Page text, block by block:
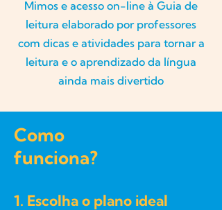
Mimos e acesso on-line à Guia de
leitura elaborado por professores
com dicas e atividades para tornar a
leitura e o aprendizado da língua
ainda mais divertido
Como
funciona?
1. Escolha o plano ideal